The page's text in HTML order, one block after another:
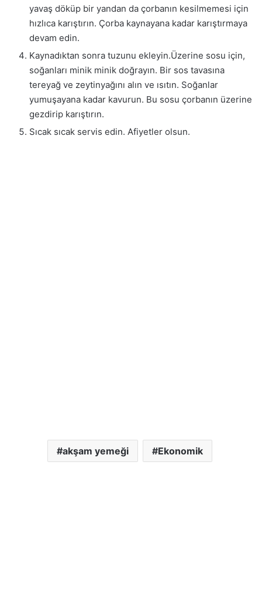
yavaş döküp bir yandan da çorbanın kesilmemesi için
hızlıca karıştırın. Çorba kaynayana kadar karıştırmaya
devam edin.
Kaynadıktan sonra tuzunu ekleyin.Üzerine sosu için,
soğanları minik minik doğrayın. Bir sos tavasına
tereyağ ve zeytinyağını alın ve ısıtın. Soğanlar
yumuşayana kadar kavurun. Bu sosu çorbanın üzerine
gezdirip karıştırın.
Sıcak sıcak servis edin. Afiyetler olsun.
akşam yemeği Ekonomik